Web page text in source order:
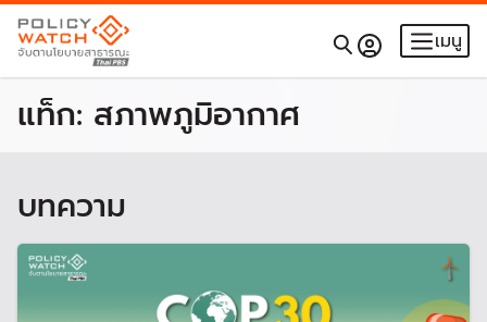
เมนู
แท็ก: สภาพภูมิอากาศ
บทความ